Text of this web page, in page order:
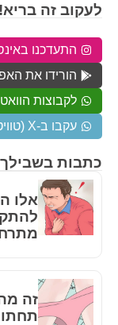
כתבות בשבילך
אלו
זה
לעקוב זה בריא!
התעדכנו
הורידו את
לקבוצות
עקבו ב-X (טוויטר)